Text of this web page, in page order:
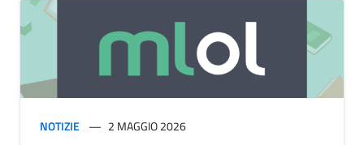
NOTIZIE 2 MAGGIO 2026